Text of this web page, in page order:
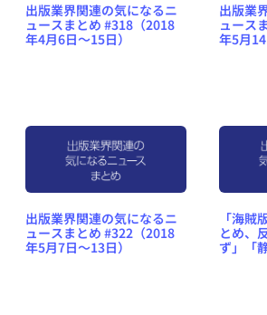
出版業界関連の気になるニ
ュースまとめ #318（2018
年4月6日～15日）
出版業
ュース
年5月14
出版業界関連の気になるニ
ュースまとめ #322（2018
年5月7日～13日）
「海賊
とめ、
ず」「